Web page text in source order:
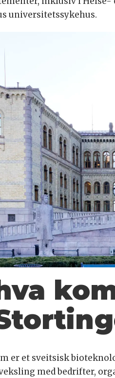
universitetssykehus.
er et sveitsisk
med bedrifter,